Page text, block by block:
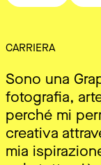
CARRIERA
Sono una
fotografia,
perché mi
creativa
mia